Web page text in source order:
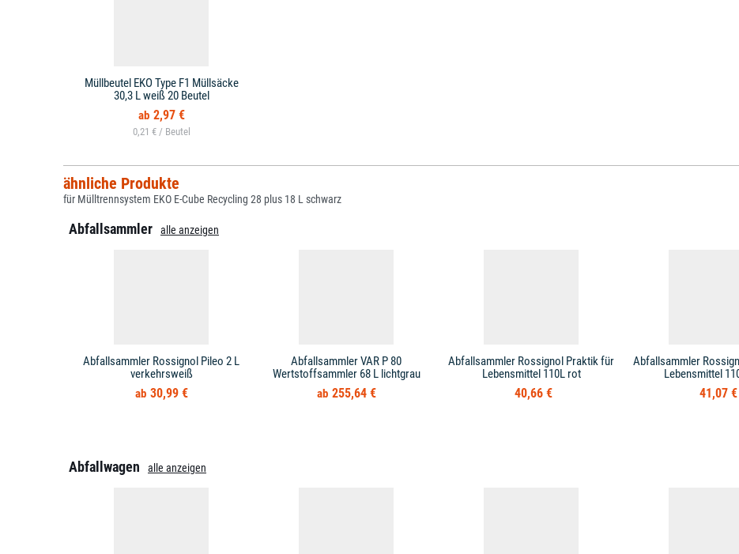
Müllbeutel EKO Type F1 Müllsäcke
30,3 L weiß 20 Beutel
2,97 €
0,21 € /
ähnliche Produkte
für Mülltrennsystem EKO E-Cube Recycling 28 plus 18 L schwarz
Abfallsammler alle anzeigen
Abfallsammler Rossignol Pileo 2 L
verkehrsweiß
30,99 €
Abfallsammler VAR P 80
Wertstoffsammler 68 L lichtgrau
255,64 €
Abfallsammler Rossignol Praktik für
Lebensmittel 110L rot
40,66 €
Abfallsammler
Lebensmittel
41,07 €
Abfallwagen alle anzeigen